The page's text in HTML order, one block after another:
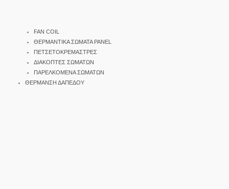
FAN COIL
ΘΕΡΜΑΝΤΙΚΑ ΣΩΜΑΤΑ PANEL
ΠΕΤΣΕΤΟΚΡΕΜΑΣΤΡΕΣ
ΔΙΑΚΟΠΤΕΣ ΣΩΜΑΤΩΝ
ΠΑΡΕΛΚΟΜΕΝΑ ΣΩΜΑΤΩΝ
ΘΕΡΜΑΝΣΗ ΔΑΠΕΔΟΥ